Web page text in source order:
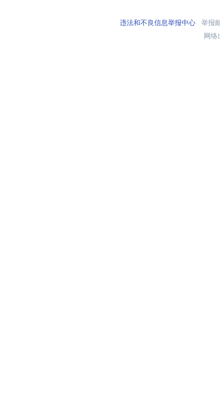
违法和不良信息举报中心举报
网